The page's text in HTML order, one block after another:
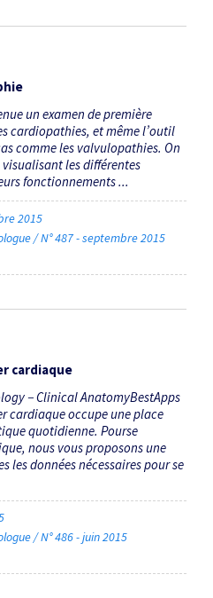
un examen de première
cardiopathies, et même l’outil
comme les valvulopathies. On
les différentes
fonctionnements ...
2015
/ N° 487 - septembre 2015
cardiaque
− Clinical AnatomyBestApps
cardiaque occupe une place
quotidienne. Pourse
nous vous proposons une
données nécessaires pour se
/ N° 486 - juin 2015